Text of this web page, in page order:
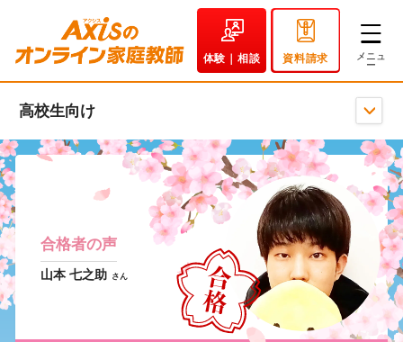
体験｜相談 資料請求
高校生向け
合格者の声
山本 七之助 さん